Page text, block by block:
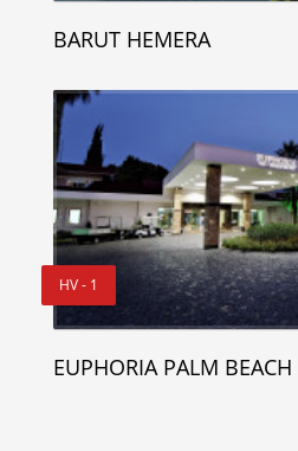
BARUT HEMERA
HV - 1
EUPHORIA PALM BEACH